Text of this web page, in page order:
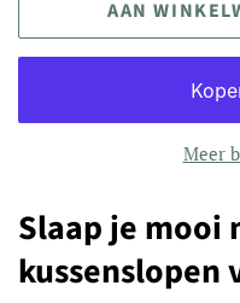
AAN
Meer
Slaap je mooi
kussenslopen